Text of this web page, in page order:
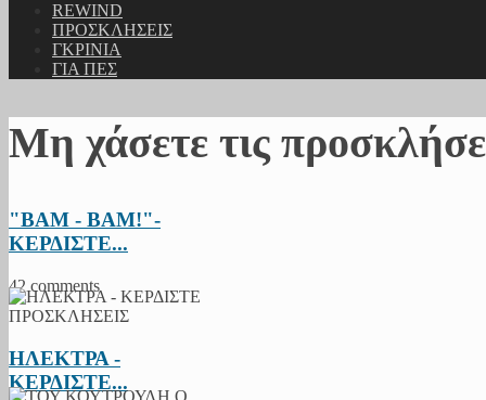
REWIND
ΠΡΟΣΚΛΗΣΕΙΣ
ΓΚΡΙΝΙΑ
ΓΙΑ ΠΕΣ
Μη χάσετε τις
"BAM - BAM!"-
ΚΕΡΔΙΣΤΕ...
42 comments
ΗΛΕΚΤΡΑ -
ΚΕΡΔΙΣΤΕ...